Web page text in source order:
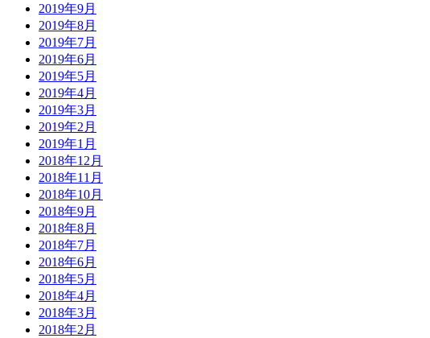
2019年9月
2019年8月
2019年7月
2019年6月
2019年5月
2019年4月
2019年3月
2019年2月
2019年1月
2018年12月
2018年11月
2018年10月
2018年9月
2018年8月
2018年7月
2018年6月
2018年5月
2018年4月
2018年3月
2018年2月